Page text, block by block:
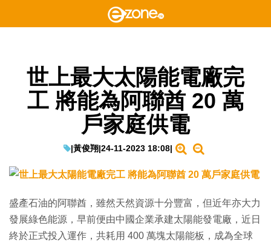
世上最大太陽能電廠完
工 將能為阿聯酋 20 萬
戶家庭供電
|黃俊翔|24-11-2023 18:08|
盛產石油的阿聯酋，雖然天然資源十分豐富，但近年亦大力
發展綠色能源，早前便由中國企業承建太陽能發電廠，近日
終於正式投入運作，共耗用 400 萬塊太陽能板，成為全球